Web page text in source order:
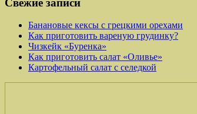
Свежие записи
Банановые кексы с грецкими орехами
Как приготовить вареную грудинку?
Чизкейк «Буренка»
Как приготовить салат «Оливье»
Картофельный салат с селедкой